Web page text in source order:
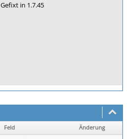
Gefixt in 1.7.45
Feld
Änderung